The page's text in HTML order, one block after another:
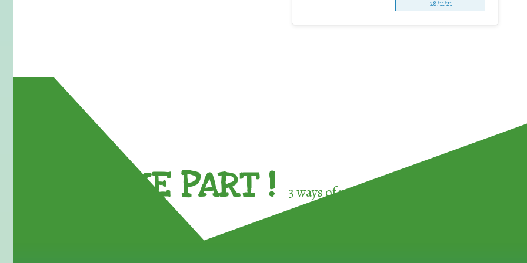
28/11/21
TAKE PART ! 3 ways of participating in the